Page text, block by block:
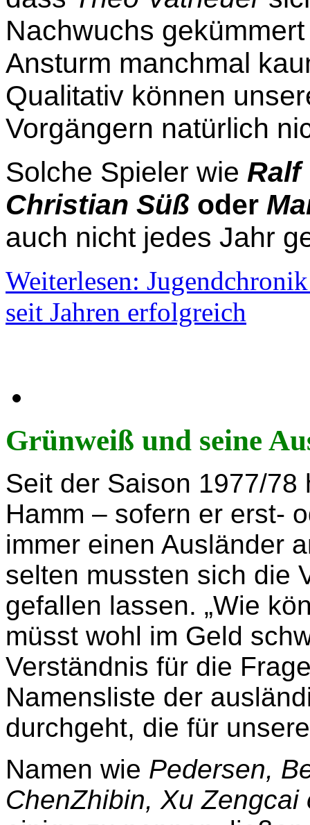
Nachwuchs
Ansturm manchmal
Qualitativ können
Vorgängern natürlich
Solche Spieler wie Ralf
Christian Süß oder
auch nicht jedes Jahr
Weiterlesen:
seit Jahren erfolgreich
Grünweiß und seine
Seit der Saison 1977/
Hamm – sofern er erst-
immer einen Ausländer
selten mussten sich die
gefallen lassen. „Wie
müsst wohl im Geld
Verständnis für die
Namensliste der
durchgeht, die für
Namen wie Pedersen,
ChenZhibin, Xu Zengcai